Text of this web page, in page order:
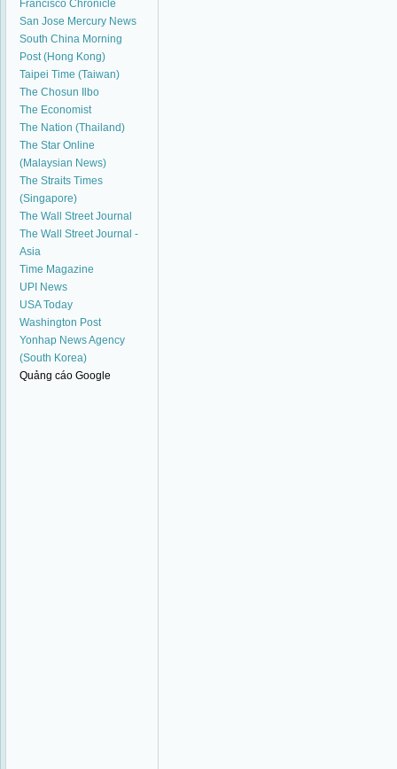
Francisco Chronicle
San Jose Mercury News
South China Morning
Post (Hong Kong)
Taipei Time (Taiwan)
The Chosun Ilbo
The Economist
The Nation (Thailand)
The Star Online
(Malaysian News)
The Straits Times
(Singapore)
The Wall Street Journal
The Wall Street Journal -
Asia
Time Magazine
UPI News
USA Today
Washington Post
Yonhap News Agency
(South Korea)
Quảng cáo Google